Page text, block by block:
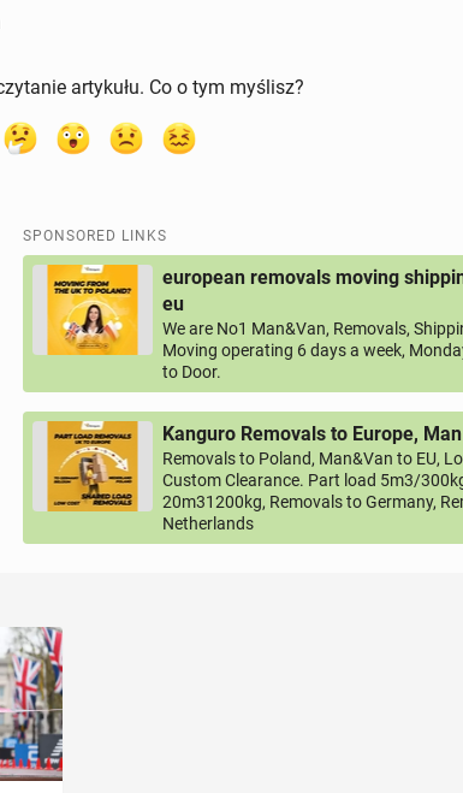
artykułu. Co o tym myślisz?
SPONSORED LINKS
european removals moving
eu
We are No1 Man&Van, Removals,
Moving operating 6 days a week,
to Door.
Kanguro Removals to Europe,
Removals to Poland, Man&Van to EU,
Custom Clearance. Part load 5m3/
20m31200kg, Removals to Germany,
Netherlands